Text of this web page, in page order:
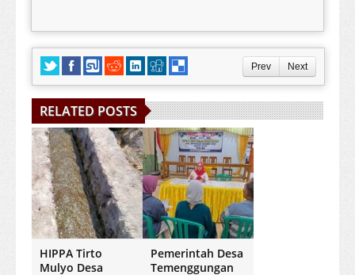
Prev Next
RELATED POSTS
HIPPA Tirto
Mulyo Desa
Pemerintah Desa
Temenggungan